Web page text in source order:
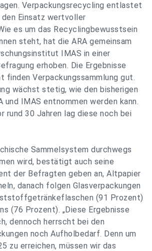
Verpackungsrecycling entlastet
Einsatz wertvoller
es um das Recyclingbewusstsein
steht, hat die ARA gemeinsam
IMAS in einer
erhoben. Die Ergebnisse
finden Verpackungssammlung gut.
wächst stetig, wie den bisherigen
und IMAS entnommen werden kann.
rund 30 Jahren lag diese noch bei
Sammelsystem durchwegs
wird, bestätigt auch seine
der Befragten geben an, Altpapier
danach folgen Glasverpackungen
(91 Prozent)
(76 Prozent). „Diese Ergebnisse
dennoch herrscht bei den
noch Aufholbedarf. Denn um
zu erreichen, müssen wir das